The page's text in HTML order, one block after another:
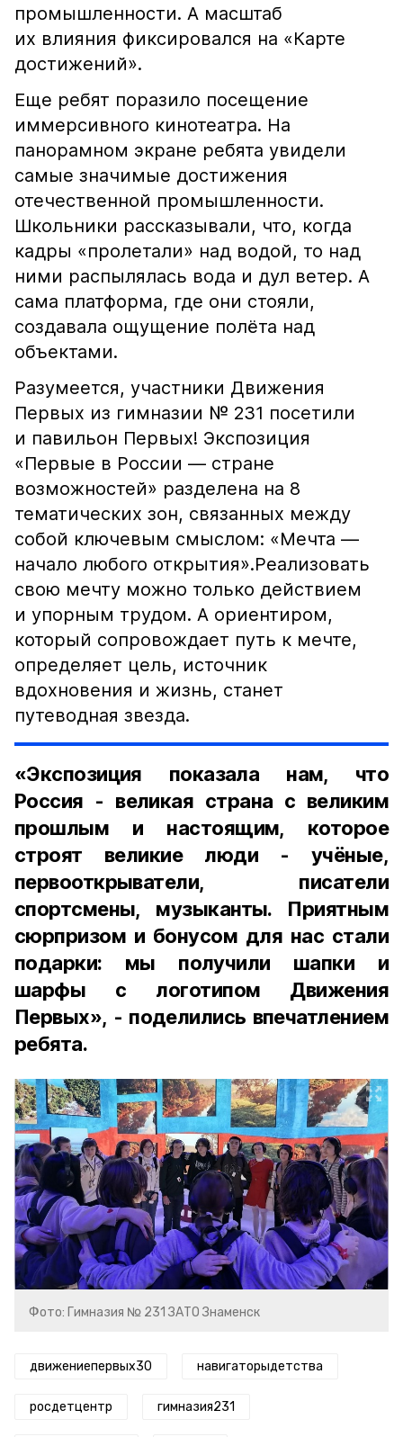
промышленности. А масштаб
их влияния фиксировался на «Карте
достижений».
Еще ребят поразило посещение
иммерсивного кинотеатра. На
панорамном экране ребята увидели
самые значимые достижения
отечественной промышленности.
Школьники рассказывали, что, когда
кадры «пролетали» над водой, то над
ними распылялась вода и дул ветер. А
сама платформа, где они стояли,
создавала ощущение полёта над
объектами.
Разумеется, участники Движения
Первых из гимназии № 231 посетили
и павильон Первых! Экспозиция
«Первые в России — стране
возможностей» разделена на 8
тематических зон, связанных между
собой ключевым смыслом: «Мечта —
начало любого открытия».Реализовать
свою мечту можно только действием
и упорным трудом. А ориентиром,
который сопровождает путь к мечте,
определяет цель, источник
вдохновения и жизнь, станет
путеводная звезда.
«Экспозиция показала нам, что
Россия - великая страна с великим
прошлым и настоящим, которое
строят великие люди - учёные,
первооткрыватели, писатели
спортсмены, музыканты. Приятным
сюрпризом и бонусом для нас стали
подарки: мы получили шапки и
шарфы с логотипом Движения
Первых», - поделились впечатлением
ребята.
Фото: Гимназия № 231 ЗАТО Знаменск
движениепервых30 навигаторыдетства
росдетцентр гимназия231